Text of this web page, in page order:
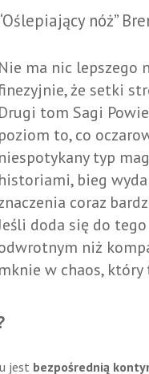
nóż”
Nie ma nic lepszego
że setki
Drugi tom Sagi
poziom to, co
niespotykany typ
historiami, bieg
coraz
doda się do
niż
mknie w chaos, który
jest bezpośrednią